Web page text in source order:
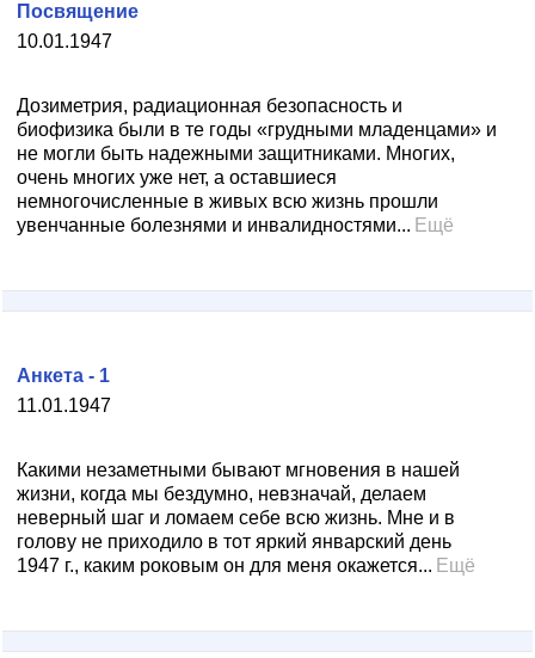
10.01.1947
Посвящение
Дозиметрия, радиационная безопасность и
биофизика были в те годы «грудными младенцами» и
не могли быть надежными защитниками. Многих,
очень многих уже нет, а оставшиеся
немногочисленные в живых всю жизнь прошли
увенчанные болезнями и инвалидностями... Ещё
11.01.1947
Анкета - 1
Какими незаметными бывают мгновения в нашей
жизни, когда мы бездумно, невзначай, делаем
неверный шаг и ломаем себе всю жизнь. Мне и в
голову не приходило в тот яркий январский день
1947 г., каким роковым он для меня окажется... Ещё